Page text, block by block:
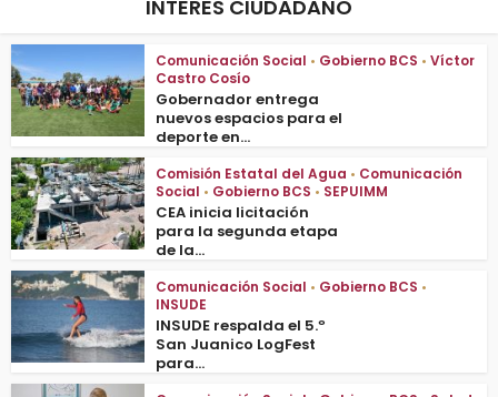
INTERES CIUDADANO
Comunicación Social • Gobierno BCS • Víctor
Castro Cosío
Gobernador entrega
nuevos espacios para el
deporte en...
Comisión Estatal del Agua • Comunicación
Social • Gobierno BCS • SEPUIMM
CEA inicia licitación
para la segunda etapa
de la...
Comunicación Social • Gobierno BCS •
INSUDE
INSUDE respalda el 5.º
San Juanico LogFest
para...